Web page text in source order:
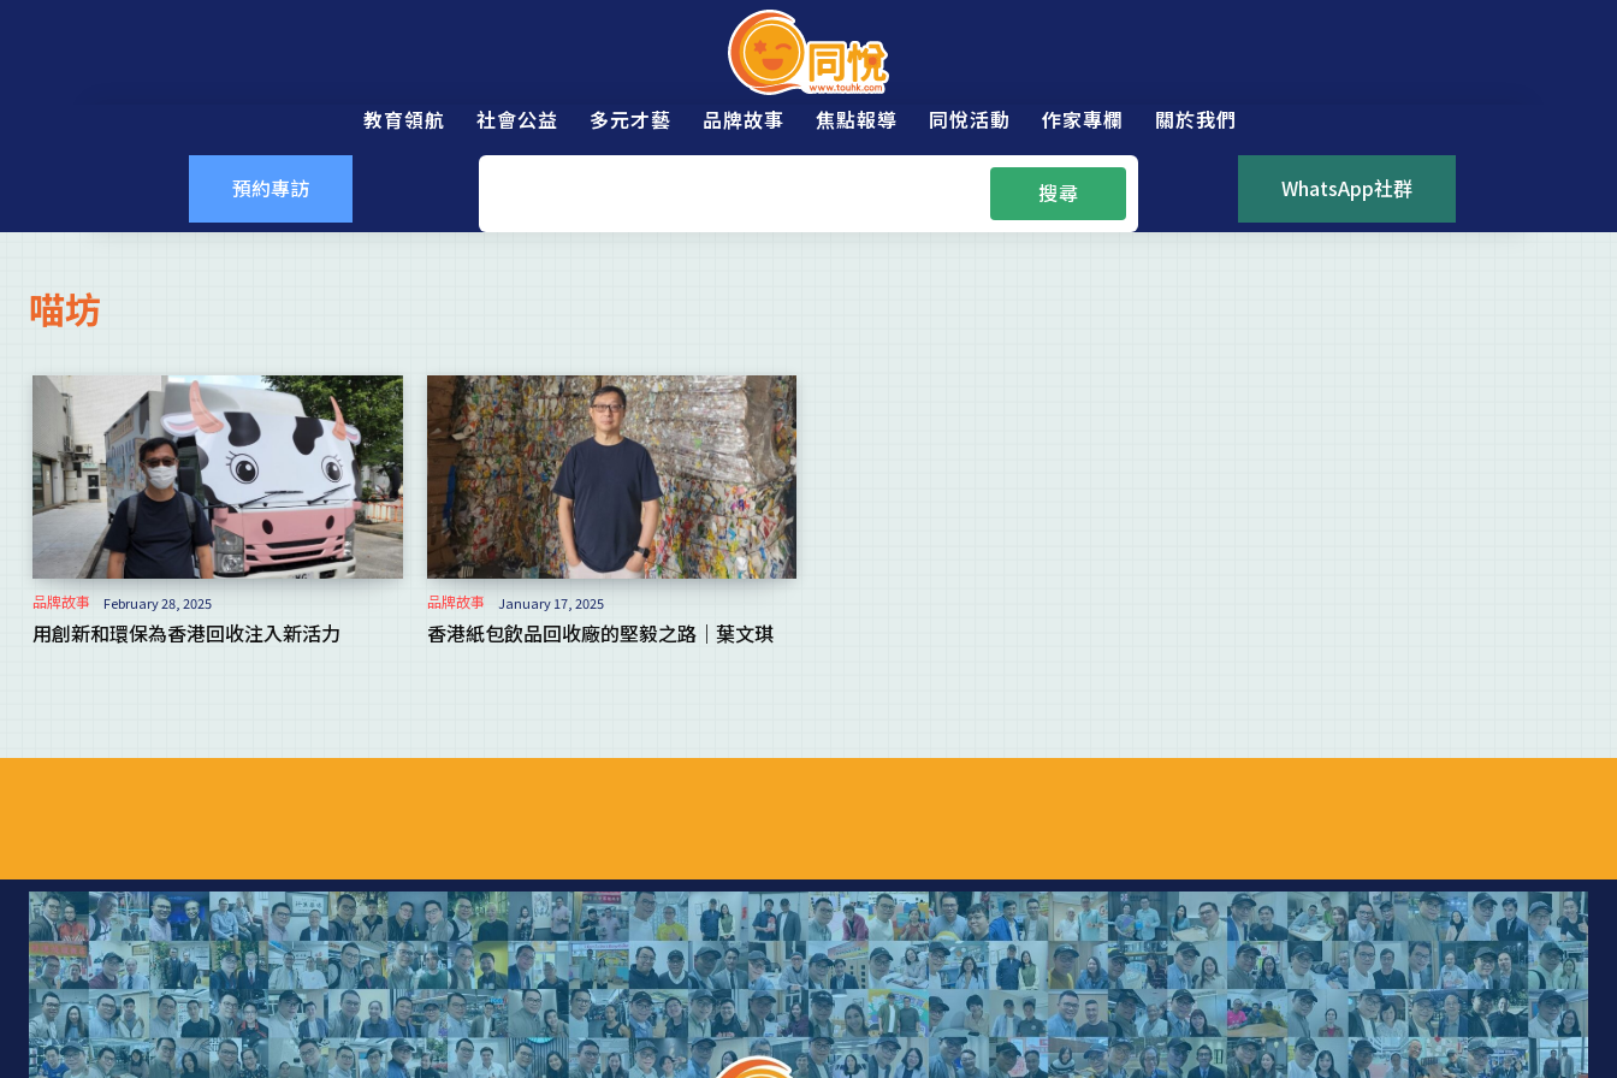
教育領航 社會公益 多元才藝 品牌故事 焦點報導 同悅活動 作家專欄 關於我們
預約專訪 搜尋 WhatsApp社群
喵坊
品牌故事 February 28, 2025
用創新和環保為香港回收注入新活力
品牌故事 January 17, 2025
香港紙包飲品回收廠的堅毅之路｜葉文琪